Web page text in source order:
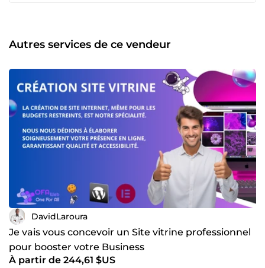
Autres services de ce vendeur
DavidLaroura
Je vais vous concevoir un Site vitrine professionnel
pour booster votre Business
À partir de 244,61 $US